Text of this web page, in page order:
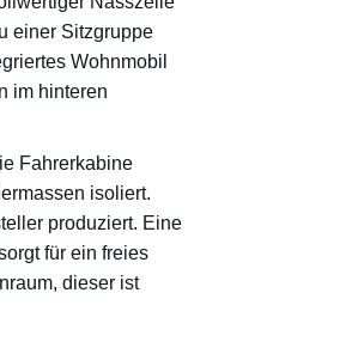
einer Sitzgruppe
Wohnmobil
im hinteren
Fahrerkabine
isoliert.
produziert. Eine
für ein freies
dieser ist